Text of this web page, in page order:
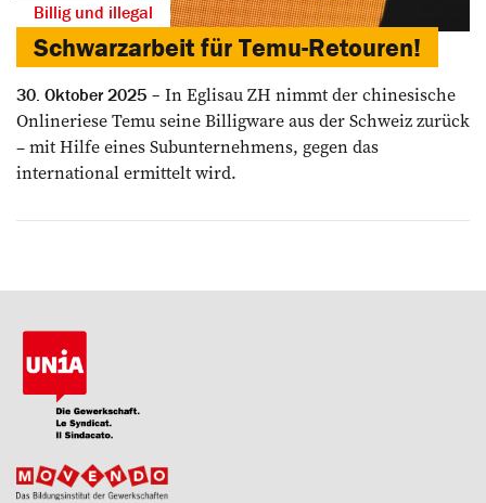
Billig und illegal
Schwarzarbeit für Temu-­Retouren!
30. Oktober 2025
In Eglisau ZH nimmt der ­chi­­nesische
Onlineriese Temu seine Billigware aus der Schweiz zurück
– mit Hilfe eines Sub­unternehmens, gegen das
international ermittelt wird.